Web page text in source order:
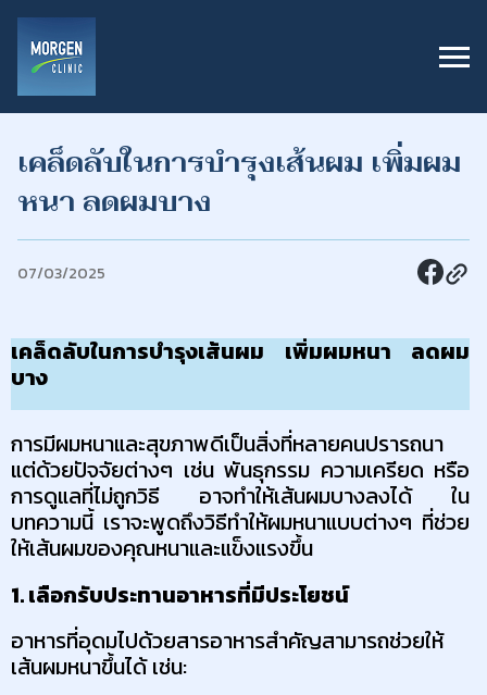
เคล็ดลับในการบำรุงเส้นผม เพิ่มผม
หนา ลดผมบาง
07/03/2025
เคล็ดลับในการบำรุงเส้นผม เพิ่มผมหนา ลดผม
บาง
การมีผมหนาและสุขภาพดีเป็นสิ่งที่หลายคนปรารถนา
แต่ด้วยปัจจัยต่างๆ เช่น พันธุกรรม ความเครียด หรือ
การดูแลที่ไม่ถูกวิธี อาจทำให้เส้นผมบางลงได้ ใน
บทความนี้ เราจะพูดถึงวิธีทำให้ผมหนาแบบต่างๆ ที่ช่วย
ให้เส้นผมของคุณหนาและแข็งแรงขึ้น
1. เลือกรับประทานอาหารที่มีประโยชน์
อาหารที่อุดมไปด้วยสารอาหารสำคัญสามารถช่วยให้
เส้นผมหนาขึ้นได้ เช่น: